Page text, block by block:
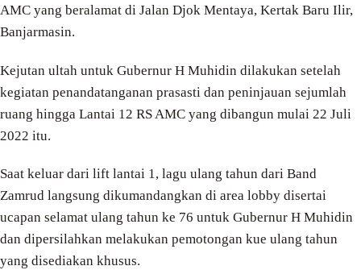
AMC yang beralamat di Jalan Djok Mentaya, Kertak Baru Ilir,
Banjarmasin.
Kejutan ultah untuk Gubernur H Muhidin dilakukan setelah
kegiatan penandatanganan prasasti dan peninjauan sejumlah
ruang hingga Lantai 12 RS AMC yang dibangun mulai 22 Juli
2022 itu.
Saat keluar dari lift lantai 1, lagu ulang tahun dari Band
Zamrud langsung dikumandangkan di area lobby disertai
ucapan selamat ulang tahun ke 76 untuk Gubernur H Muhidin
dan dipersilahkan melakukan pemotongan kue ulang tahun
yang disediakan khusus.